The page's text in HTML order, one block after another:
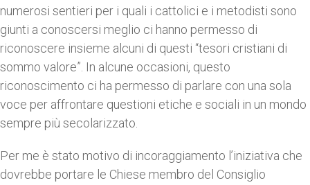
numerosi sentieri per i quali i cattolici e i metodisti sono
giunti a conoscersi meglio ci hanno permesso di
riconoscere insieme alcuni di questi “tesori cristiani di
sommo valore”. In alcune occasioni, questo
riconoscimento ci ha permesso di parlare con una sola
voce per affrontare questioni etiche e sociali in un mondo
sempre più secolarizzato.
Per me è stato motivo di incoraggiamento l’iniziativa che
dovrebbe portare le Chiese membro del Consiglio